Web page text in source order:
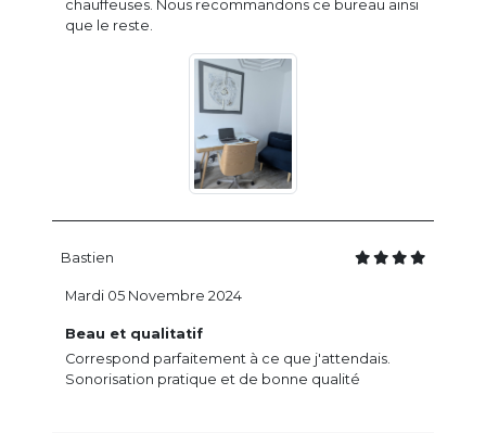
chauffeuses. Nous recommandons ce bureau ainsi
que le reste.
Bastien
Beau et qualitatif
Correspond parfaitement à ce que j'attendais.
Sonorisation pratique et de bonne qualité
Mardi 05 Novembre 2024